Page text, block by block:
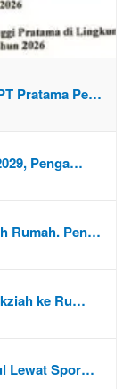
Pratama Pe…
Penga…
Rumah. Pen…
ke Ru…
Lewat Spor…